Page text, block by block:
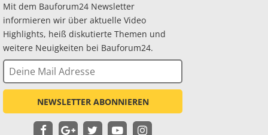
Mit dem Bauforum24 Newsletter
informieren wir über aktuelle Video
Highlights, heiß diskutierte Themen und
weitere Neuigkeiten bei Bauforum24.
NEWSLETTER ABONNIEREN